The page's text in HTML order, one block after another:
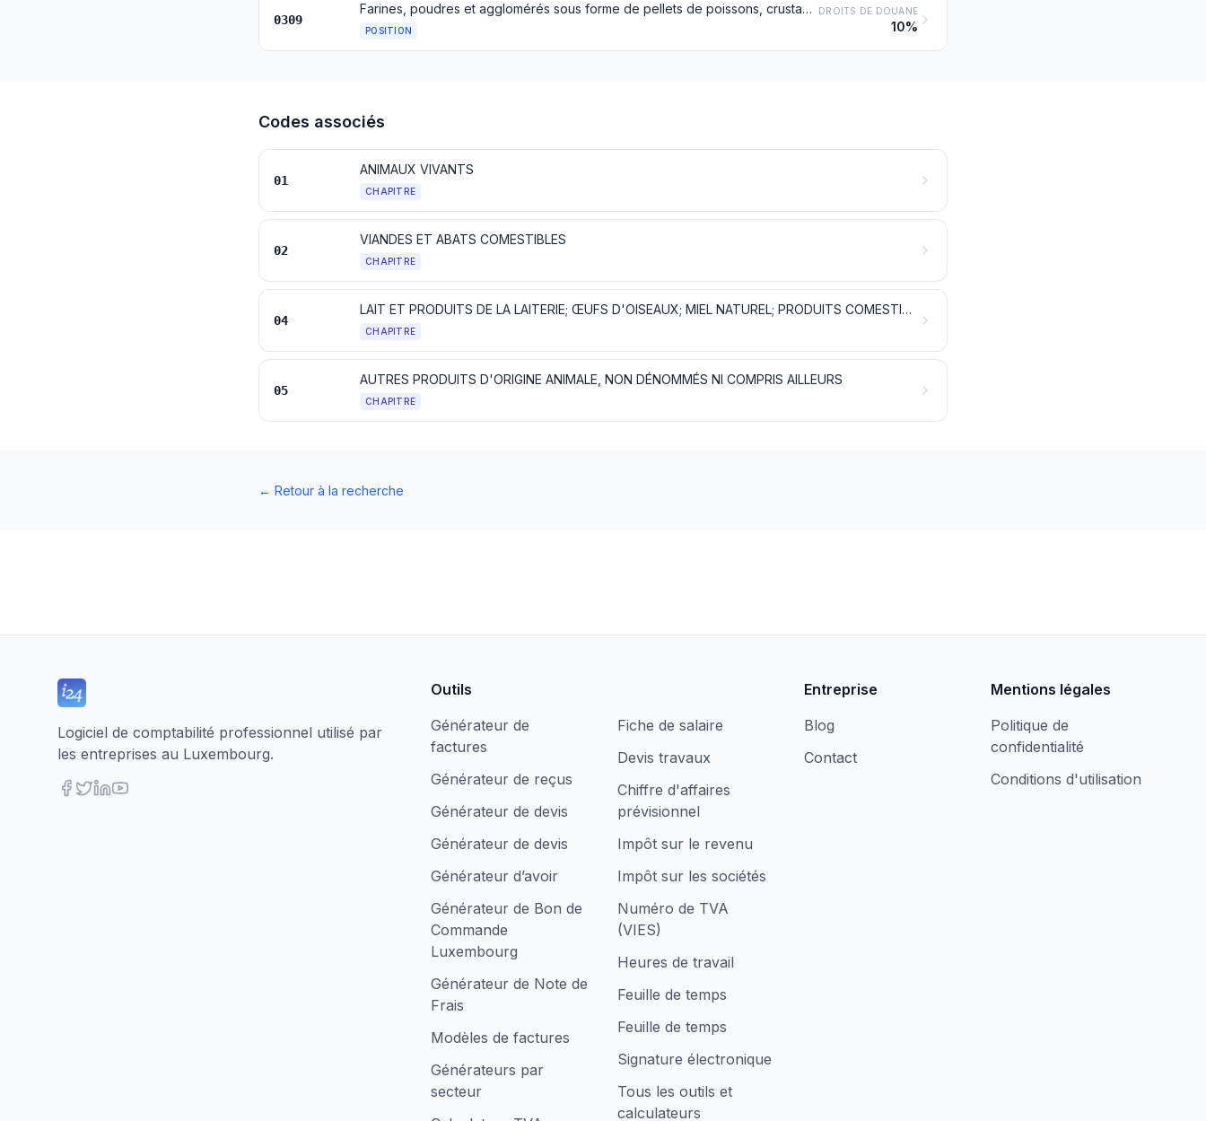
0309
Farines, poudres et agglomérés sous forme de pellets de poissons, crustacés, mollusques et autres invertébrés aquatiques, propres à l’alimentation humaine
POSITION
DROITS DE DOUANE
10%
Codes associés
01
ANIMAUX VIVANTS
CHAPITRE
02
VIANDES ET ABATS COMESTIBLES
CHAPITRE
04
LAIT ET PRODUITS DE LA LAITERIE; ŒUFS D'OISEAUX; MIEL NATUREL; PRODUITS COMESTIBLES D'ORIGINE ANIMALE, NON DÉNOMMÉS NI COMPRIS AILLEURS
CHAPITRE
05
AUTRES PRODUITS D'ORIGINE ANIMALE, NON DÉNOMMÉS NI COMPRIS AILLEURS
CHAPITRE
← Retour à la recherche
Logiciel de comptabilité professionnel utilisé par
les entreprises au Luxembourg.
Outils
Générateur de
factures
Générateur de reçus
Générateur de devis
Générateur de devis
Générateur d’avoir
Générateur de Bon de
Commande
Luxembourg
Générateur de Note de
Frais
Modèles de factures
Générateurs par
secteur
Fiche de salaire
Devis travaux
Chiffre d'affaires
prévisionnel
Impôt sur le revenu
Impôt sur les sociétés
Numéro de TVA
(VIES)
Heures de travail
Feuille de temps
Feuille de temps
Signature électronique
Tous les outils et
calculateurs
Entreprise
Blog
Contact
Mentions légales
Politique de
confidentialité
Conditions d'utilisation